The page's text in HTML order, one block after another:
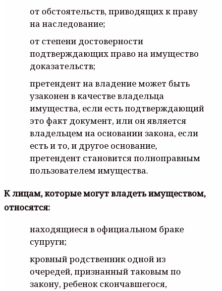
от обстоятельств, приводящих к праву
на наследование;
от степени достоверности
подтверждающих право на имущество
доказательств;
претендент на владение может быть
узаконен в качестве владельца
имущества, если есть подтверждающий
это факт документ, или он является
владельцем на основании закона, если
есть и то, и другое основание,
претендент становится полноправным
пользователем имущества.
К лицам, которые могут владеть имуществом,
относятся:
находящиеся в официальном браке
супруги;
кровный родственник одной из
очередей, признанный таковым по
закону, ребенок скончавшегося,